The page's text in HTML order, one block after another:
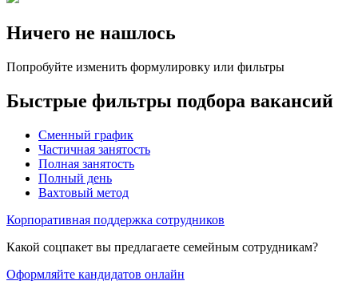
Ничего не нашлось
Попробуйте изменить формулировку или фильтры
Быстрые фильтры подбора вакансий
Сменный график
Частичная занятость
Полная занятость
Полный день
Вахтовый метод
Корпоративная поддержка сотрудников
Какой соцпакет вы предлагаете семейным сотрудникам?
Оформляйте кандидатов онлайн